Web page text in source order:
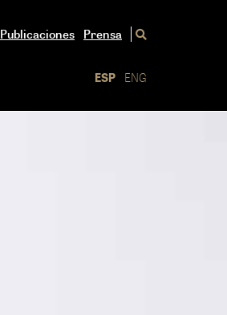
Publicaciones Prensa
ESP ENG